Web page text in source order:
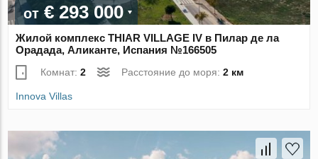
от € 293 000
Жилой комплекс THIAR VILLAGE IV в Пилар де ла
Орадада, Аликанте, Испания №166505
Комнат:2 Расстояние до моря:2 км
Innova Villas